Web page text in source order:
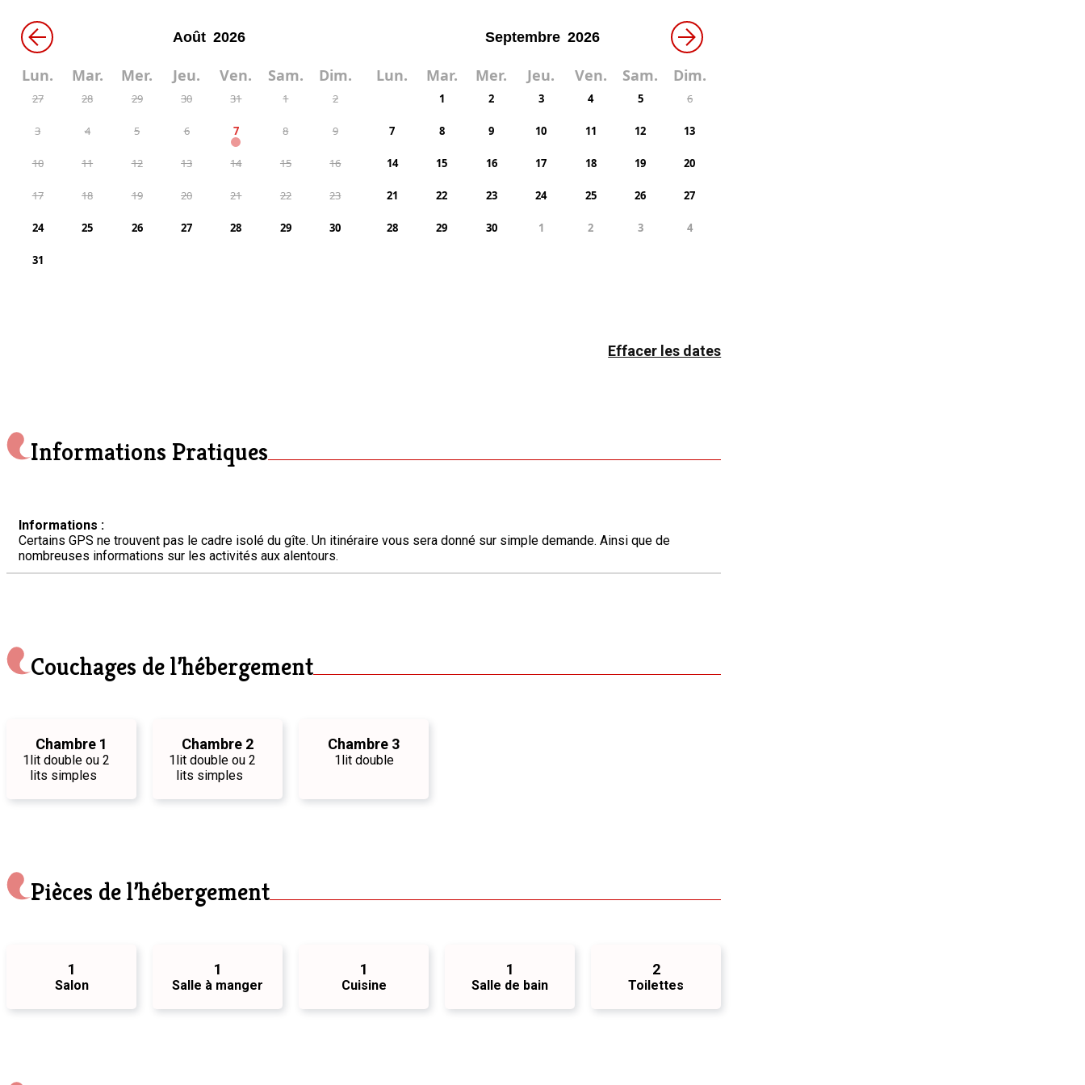
Sèche-linge
← →
Lun. Mar. Mer. Jeu. Ven. Sam. Dim.
27 28 29 30 31 1 2
3 4 5 6 7 8 9
10 11 12 13 14 15 16
17 18 19 20 21 22 23
24 25 26 27 28 29 30
31
Lun. Mar. Mer. Jeu. Ven. Sam. Dim.
1 2 3 4 5 6
7 8 9 10 11 12 13
14 15 16 17 18 19 20
21 22 23 24 25 26 27
28 29 30 1 2 3 4
Effacer les dates
Informations Pratiques
Informations :
Certains GPS ne trouvent pas le cadre isolé du gîte. Un itinéraire vous sera donné sur simple demande. Ainsi que de
nombreuses informations sur les activités aux alentours.
Couchages de l’hébergement
Chambre 1
1lit double ou 2
lits simples
Chambre 2
1lit double ou 2
lits simples
Chambre 3
1lit double
Pièces de l’hébergement
1
Salon
1
Salle à manger
1
Cuisine
1
Salle de bain
2
Toilettes